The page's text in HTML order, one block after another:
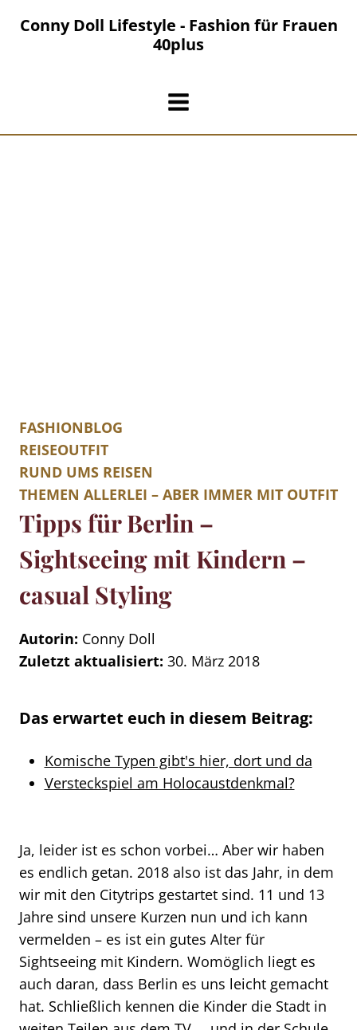
InhaltConny Doll Lifestyle - Fashion für Frauen
40plus
FASHIONBLOG
REISEOUTFIT
RUND UMS REISEN
THEMEN ALLERLEI – ABER IMMER MIT OUTFIT
Tipps für Berlin –
Sightseeing mit Kindern –
casual Styling
Autorin: Conny Doll
Zuletzt aktualisiert: 30. März 2018
Das erwartet euch in diesem Beitrag:
Komische Typen gibt's hier, dort und da
Versteckspiel am Holocaustdenkmal?
Ja, leider ist es schon vorbei… Aber wir haben
es endlich getan. 2018 also ist das Jahr, in dem
wir mit den Citytrips gestartet sind. 11 und 13
Jahre sind unsere Kurzen nun und ich kann
vermelden – es ist ein gutes Alter für
Sightseeing mit Kindern. Womöglich liegt es
auch daran, dass Berlin es uns leicht gemacht
hat. Schließlich kennen die Kinder die Stadt in